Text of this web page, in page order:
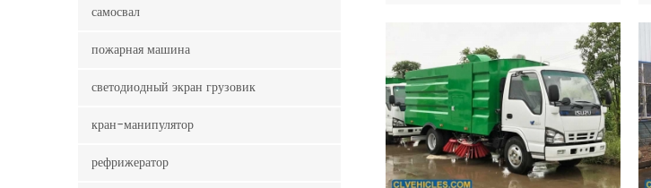
самосвал
пожарная машина
светодиодный экран грузовик
кран-манипулятор
рефрижератор
Максимальное давление мойки до 16МПа.